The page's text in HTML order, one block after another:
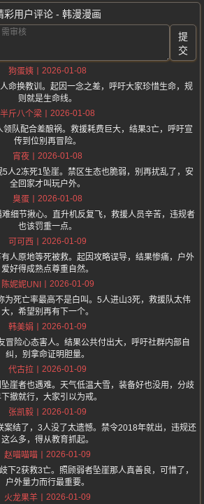
彩用户评论 - 韩漫漫画
提
交
狗蛋姨
2026-01-08
命换教训。起因一念之差，呼吁大家珍惜生命，规
则就是生命线。
半斤八个梁
2026-01-08
队配合差酿祸。救援耗费巨大，结果3亡，呼吁宣
传到位别再冒险。
宵夜
2026-01-08
人2冻死1坠崖。禁区生态也脆弱，别再扰乱了，安
全回家才叫玩户外。
臭蛋
2026-01-08
细节揪心。直升机反复飞，救援人员辛苦，违规者
也该罚重一点。
可可西
2026-01-09
人原地等死被救。起因攻略误导，结果惨痛，户外
爱好得成熟点尊重自然。
陈妮妮UNI
2026-01-09
为死亡率最高不是白叫。5人进山3死，救援队太伟
大，希望别再有下一个。
韩美娟
2026-01-09
冒险心态害人。结果公共付出大，呼吁社群内部自
纠，别拿命证明胆量。
代古拉
2026-01-09
崖者也遇难。天气低温大雪，装备好也没用，分歧
撤就行，大家引以为戒。
张凯毅
2026-01-09
案结了，3人没了太遗憾。禁令2018年就出，违规还
这么多，得从教育抓起。
赵喵喵喵
2026-01-09
下2获救3亡。照顾弱者坠崖那人真善良，可惜了，
户外量力而行最重要。
火龙果羊
2026-01-09